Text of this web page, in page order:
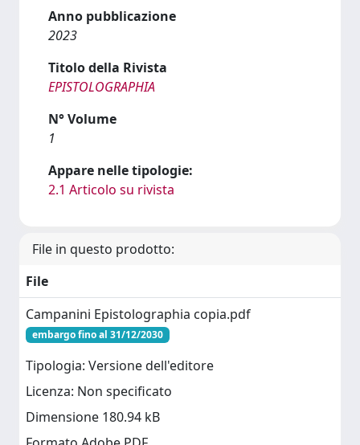
Anno pubblicazione
2023
Titolo della Rivista
EPISTOLOGRAPHIA
N° Volume
1
Appare nelle tipologie:
2.1 Articolo su rivista
File in questo prodotto:
File
Campanini Epistolographia copia.pdf
embargo fino al 31/12/2030
Tipologia: Versione dell'editore
Licenza: Non specificato
Dimensione 180.94 kB